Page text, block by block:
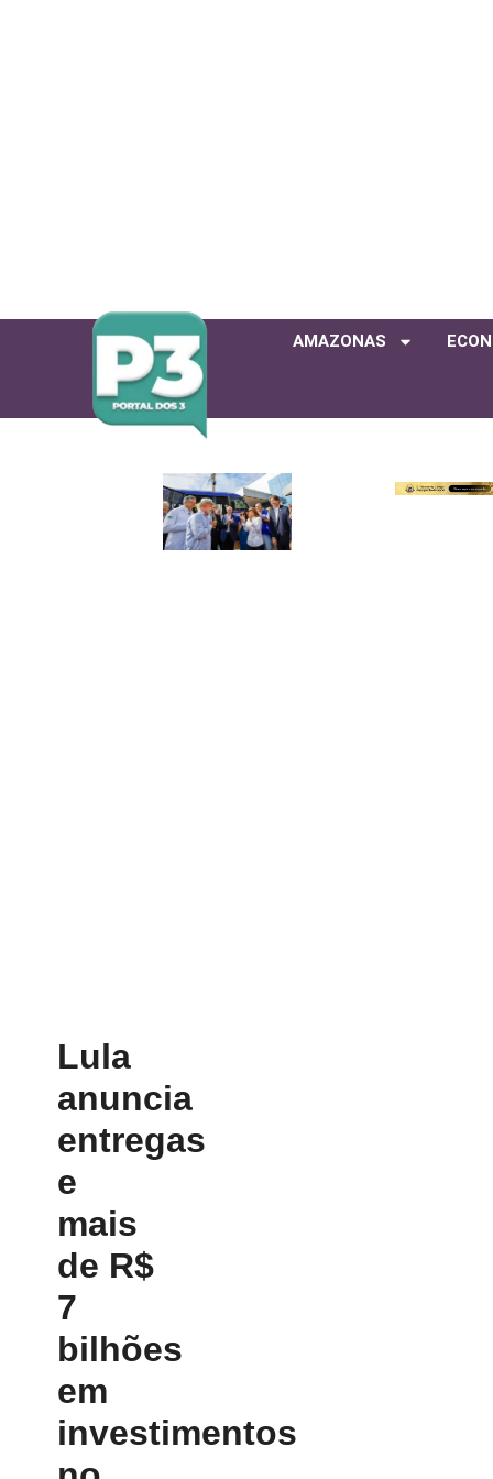
AMAZONAS
Lula
anuncia
entregas
e
mais
de R$
7
bilhões
em
investimentos